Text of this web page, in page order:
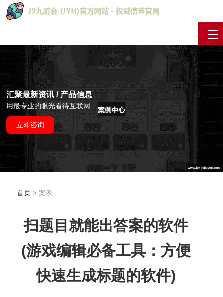
汇聚最新资讯 / 产品信息
用最专业的眼光看待互联网
立即咨询
首页> 案例
扫题目就能出答案的软件
(游戏编辑必备工具：方便
快速生成标题的软件)